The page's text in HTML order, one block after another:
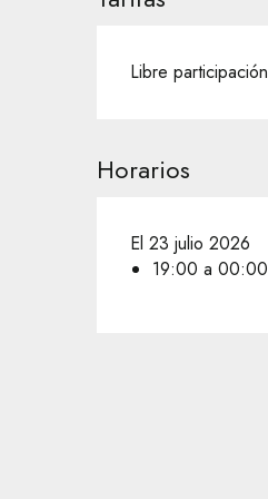
Libre participación
Horarios
El 23 julio 2026
19:00 a 00:00